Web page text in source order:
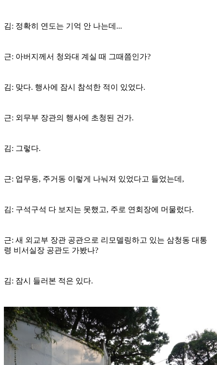
김: 정확히 연도는 기억 안 나는데...
근: 아버지께서 청와대 계실 때 그때쯤인가?
김: 맞다. 행사에 잠시 참석한 적이 있었다.
근: 외무부 장관의 행사에 초청된 건가.
김: 그렇다.
근: 업무동, 주거동 이렇게 나눠져 있었다고 들었는데,
김: 구석구석 다 보지는 못했고, 주로 연회장에 머물렀다.
근: 새 외교부 장관 공관으로 리모델링하고 있는 삼청동 대통
령 비서실장 공관도 가봤나?
김: 잠시 들러본 적은 있다.